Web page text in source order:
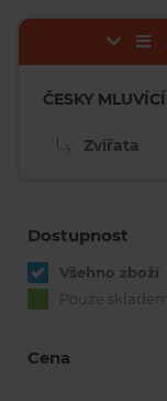
ČESKY
Zvířata
Dostupnost
Všehno zboží
Pouze skladem
Cena